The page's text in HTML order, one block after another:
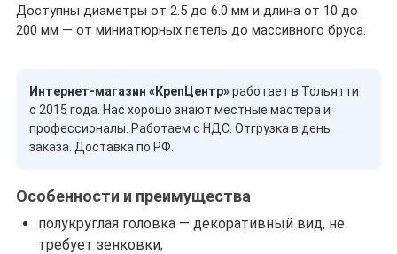
Доступны диаметры от 2.5 до 6.0 мм и длина от 10 до
200 мм — от миниатюрных петель до массивного бруса.
Интернет-магазин «КрепЦентр»работает в Тольятти
с 2015 года. Нас хорошо знают местные мастера и
профессионалы. Работаем с НДС. Отгрузка в день
заказа. Доставка по РФ.
Особенности и преимущества
полукруглая головка — декоративный вид, не
требует зенковки;